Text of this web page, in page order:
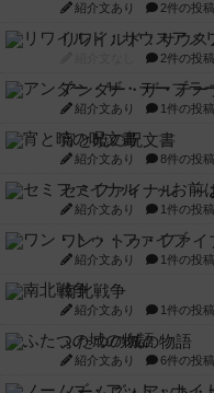
紹介文あり 2件の投稿
リワイルド：サウス
2件の投稿
アンダー・ザ・テー
紹介文あり 1件の投稿
宵と暁の呪文書
紹介文あり 8件の投稿
セミファイナル ～
紹介文あり 1件の投稿
ワン・トゥ・ファイ
紹介文あり 1件の投稿
南北戦争
紹介文あり 1件の投稿
ふたつの城の物語
紹介文あり 6件の投稿